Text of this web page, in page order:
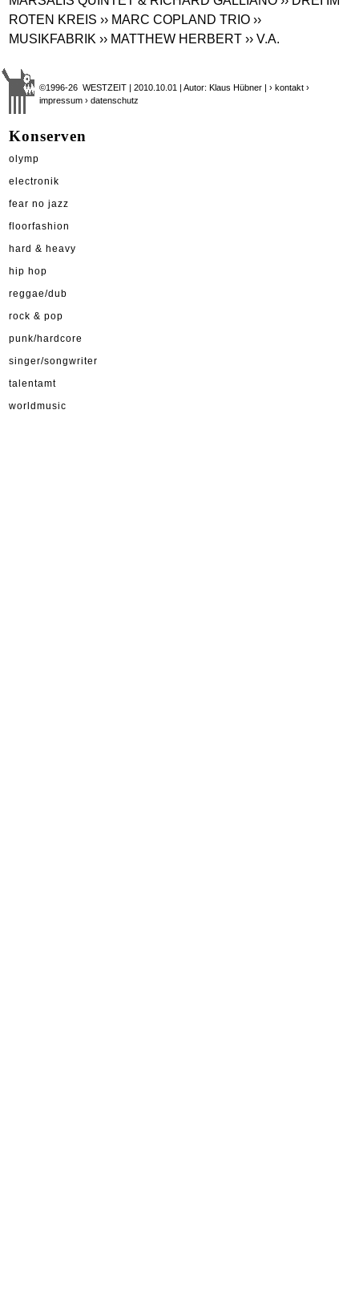
ROTEN KREIS ›› MARC COPLAND TRIO ››
MUSIKFABRIK ›› MATTHEW HERBERT ›› V.A.
©1996-26 WESTZEIT | 2010.10.01 | Autor: Klaus Hübner |› kontakt ›
impressum › datenschutz
Konserven
olymp
electronik
fear no jazz
floorfashion
hard & heavy
hip hop
reggae/dub
rock & pop
punk/hardcore
singer/songwriter
talentamt
worldmusic